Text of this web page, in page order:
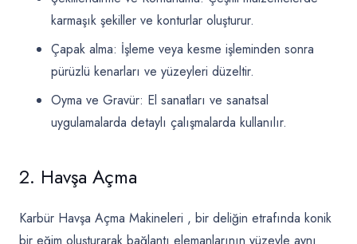
karmaşık şekiller ve konturlar oluşturur.
Çapak alma: İşleme veya kesme işleminden sonra
pürüzlü kenarları ve yüzeyleri düzeltir.
Oyma ve Gravür: El sanatları ve sanatsal
uygulamalarda detaylı çalışmalarda kullanılır.
2. Havşa Açma
Karbür Havşa Açma Makineleri , bir deliğin etrafında konik
bir eğim oluşturarak bağlantı elemanlarının yüzeyle aynı